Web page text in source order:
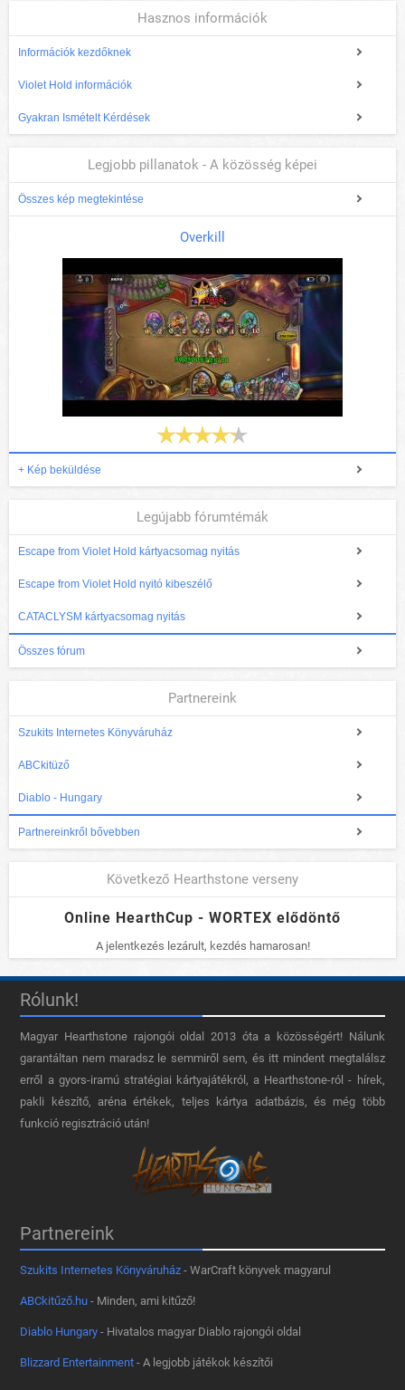
Hasznos információk
Információk kezdőknek
Violet Hold információk
Gyakran Ismételt Kérdések
Legjobb pillanatok - A közösség képei
Összes kép megtekintése
Overkill
+ Kép beküldése
Legújabb fórumtémák
Escape from Violet Hold kártyacsomag nyitás
Escape from Violet Hold nyitó kibeszélő
CATACLYSM kártyacsomag nyitás
Összes fórum
Partnereink
Szukits Internetes Könyváruház
ABCkitüző
Diablo - Hungary
Partnereinkről bővebben
Következő Hearthstone verseny
Online HearthCup - WORTEX elődöntő
A jelentkezés lezárult, kezdés hamarosan!
Rólunk!
Magyar Hearthstone​ rajongói oldal 2013 óta a közösségért! Nálunk
garantáltan nem maradsz le semmiről sem, és itt mindent megtalálsz
erről a gyors-iramú stratégiai kártyajátékról, a Hearthstone-ról - hírek,
pakli készítő, aréna értékek, teljes kártya adatbázis, és még több
funkció regisztráció után!
Partnereink
Szukits Internetes Könyváruház - WarCraft könyvek magyarul
ABCkitűző.hu - Minden, ami kitűző!
Diablo Hungary - Hivatalos magyar Diablo rajongói oldal
Blizzard Entertainment - A legjobb játékok készítői